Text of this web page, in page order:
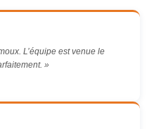
L’équipe est venue le
»